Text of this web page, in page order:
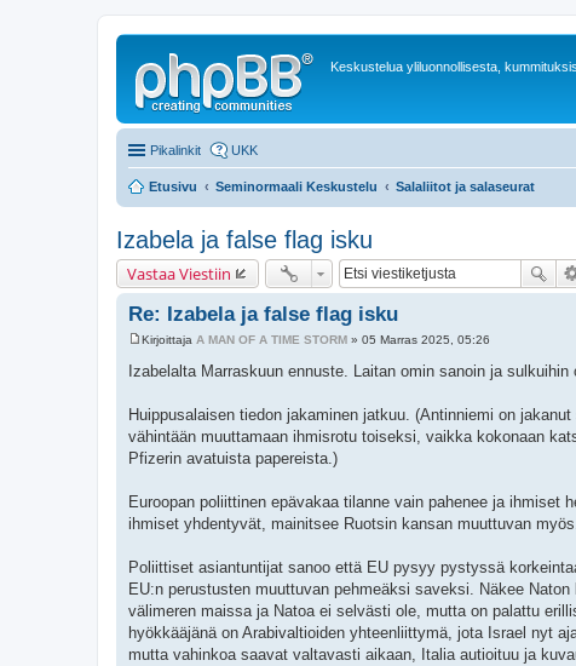
Keskustelua yliluonnollisesta,
Pikalinkit UKK
Etusivu Seminormaali Keskustelu Salaliitot ja salaseurat
Izabela ja false flag isku
Vastaa Viestiin
Re: Izabela ja false flag isku
e
i
Kirjoittaja A MAN OF A TIME STORM » 05 Marras 2025, 05:26
Izabelalta Marraskuun ennuste. Laitan omin sanoin ja
Huippusalaisen tiedon jakaminen jatkuu. (Antinniemi on
vähintään muuttamaan ihmisrotu toiseksi, vaikka kokonaan
Pfizerin avatuista papereista.)
Euroopan poliittinen epävakaa tilanne vain pahenee ja
ihmiset yhdentyvät, mainitsee Ruotsin kansan muuttuvan
Poliittiset asiantuntijat sanoo että EU pysyy pystyssä
EU:n perustusten muuttuvan pehmeäksi saveksi. Näkee
välimeren maissa ja Natoa ei selvästi ole, mutta on palattu
hyökkääjänä on Arabivaltioiden yhteenliittymä, jota Israel nyt
mutta vahinkoa saavat valtavasti aikaan, Italia autioituu ja